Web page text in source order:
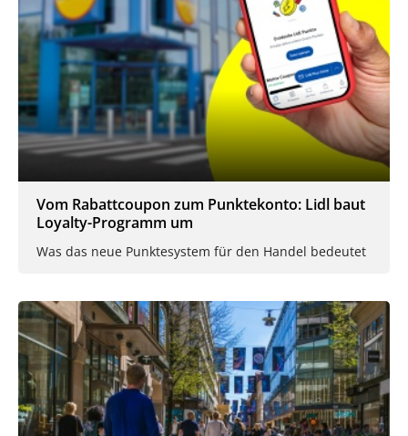
Vom Rabattcoupon zum Punktekonto: Lidl baut
Loyalty-Programm um
Was das neue Punktesystem für den Handel bedeutet